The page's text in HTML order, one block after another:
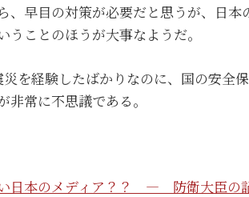
、早目の対策が必要だと思うが、日本
ことのほうが大事なようだ。
を経験したばかりなのに、国の安全
常に不思議である。
日本のメディア？？ ― 防衛大臣の